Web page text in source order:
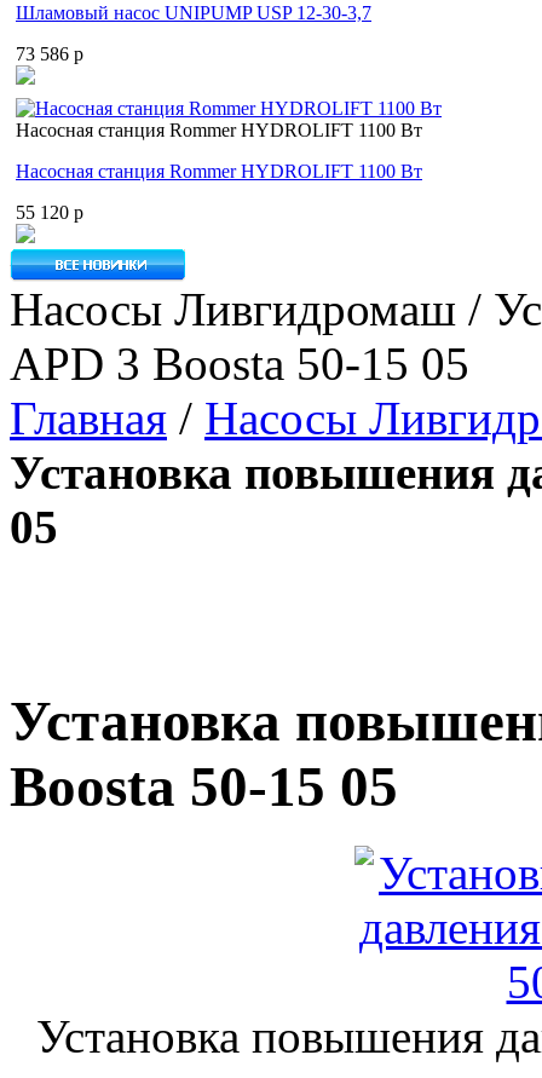
Шламовый насос UNIPUMP USP 12-30-3,7
73 586 p
Насосная станция Rommer HYDROLIFT 1100 Вт
Насосная станция Rommer HYDROLIFT 1100 Вт
55 120 p
Насосы Ливгидромаш /
APD 3 Boosta 50-15 05
Главная / Насосы
Установка повышения
05
Установка
Boosta 50-15 05
Установка повышения